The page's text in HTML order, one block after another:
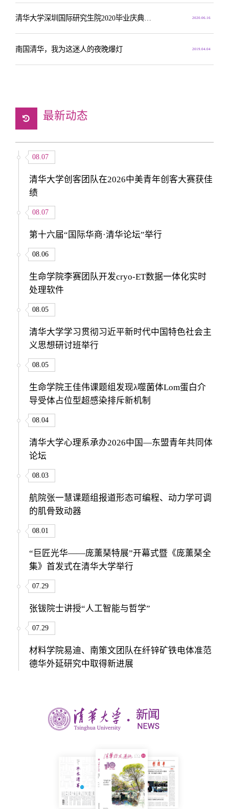
2020.06.16
清华大学深圳国际研究生院2020毕业庆典举行
2019.04.04
南国清华，我为这迷人的夜晚爆灯
最新动态
08.07
清华大学创客团队在2026中美青年创客大赛获佳
绩
08.07
第十六届“国际华商·清华论坛”举行
08.06
生命学院李赛团队开发cryo-ET数据一体化实时
处理软件
08.05
清华大学学习贯彻习近平新时代中国特色社会主
义思想研讨班举行
08.05
生命学院王佳伟课题组发现λ噬菌体Lom蛋白介
导受体占位型超感染排斥新机制
08.04
清华大学心理系承办2026中国—东盟青年共同体
论坛
08.03
航院张一慧课题组报道形态可编程、动力学可调
的肌骨致动器
08.01
“巨匠光华——庞薰琹特展”开幕式暨《庞薰琹全
集》首发式在清华大学举行
07.29
张钹院士讲授“人工智能与哲学”
07.29
材料学院易迪、南策文团队在纤锌矿铁电体准范
德华外延研究中取得新进展